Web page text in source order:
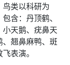
鸟类以科研为
含：丹顶鹤、
天鹅、疣鼻天
、翘鼻麻鸭、斑
表演。